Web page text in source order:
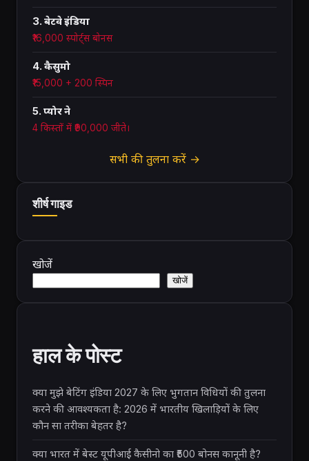
3. बेटवे इंडिया
₹16,000 स्पोर्ट्स बोनस
4. कैसुमो
₹15,000 + 200 स्पिन
5. प्योर ने
4 किस्तों में ₹90,000 जीते।
सभी की तुलना करें →
शीर्ष गाइड
खोजें
खोजें
हाल के पोस्ट
क्या मुझे बेटिंग इंडिया 2027 के लिए भुगतान विधियों की तुलना
करने की आवश्यकता है: 2026 में भारतीय खिलाड़ियों के लिए
कौन सा तरीका बेहतर है?
क्या भारत में बेस्ट यूपीआई कैसीनो का ₹500 बोनस कानूनी है?